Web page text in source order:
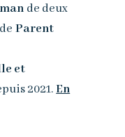
de deux
Parent
et
2021.En